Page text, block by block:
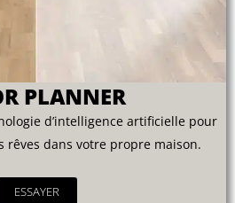
PLANNER
d’intelligence artificielle pour
rêves dans votre propre maison.
ESSAYER